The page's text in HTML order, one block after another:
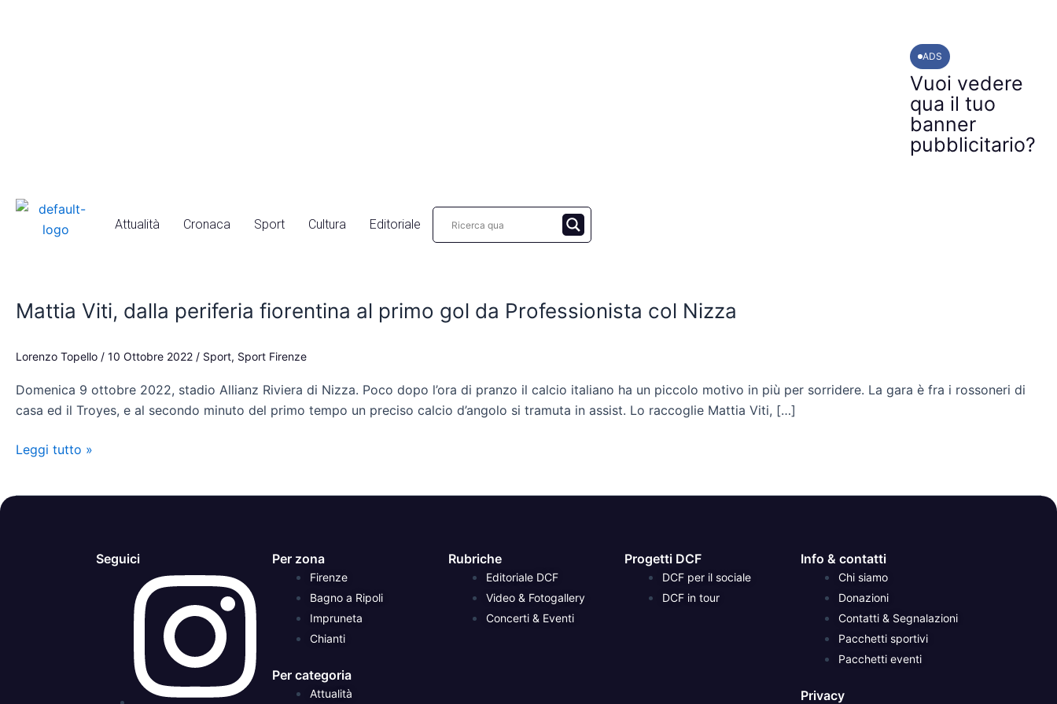
ADS
Vuoi vedere
qua il tuo
banner
pubblicitario?
Attualità Cronaca Sport Cultura Editoriale
Mattia Viti, dalla periferia fiorentina al primo gol da Professionista col Nizza
Lorenzo Topello / 10 Ottobre 2022 / Sport, Sport Firenze
Domenica 9 ottobre 2022, stadio Allianz Riviera di Nizza. Poco dopo l’ora di pranzo il calcio italiano ha un piccolo motivo in più per sorridere. La gara è fra i rossoneri di
casa ed il Troyes, e al secondo minuto del primo tempo un preciso calcio d’angolo si tramuta in assist. Lo raccoglie Mattia Viti, […]
dalla
fiorentina
primo
gol
Professionista
Nizza
Leggi tutto »
Seguici Per zona
Firenze
Bagno a Ripoli
Impruneta
Chianti
Per categoria
Attualità
Rubriche
Editoriale DCF
Video & Fotogallery
Concerti & Eventi
Progetti DCF
DCF per il sociale
DCF in tour
Info & contatti
Chi siamo
Donazioni
Contatti & Segnalazioni
Pacchetti sportivi
Pacchetti eventi
Privacy